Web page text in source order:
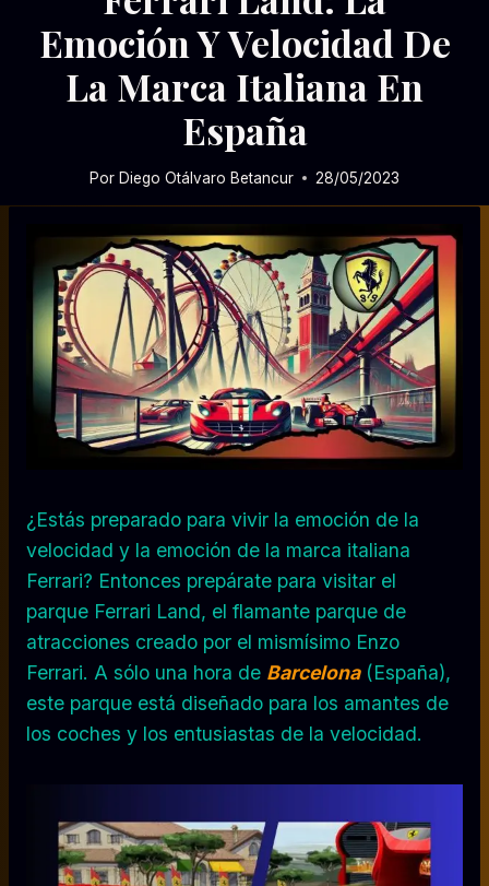
Emoción Y Velocidad De
La Marca Italiana En
España
Por Diego Otálvaro Betancur 28/05/2023
¿Estás preparado para vivir la emoción de la
velocidad y la emoción de la marca italiana
Ferrari? Entonces prepárate para visitar el
parque Ferrari Land, el flamante parque de
atracciones creado por el mismísimo Enzo
Ferrari. A sólo una hora de Barcelona(España),
este parque está diseñado para los amantes de
los coches y los entusiastas de la velocidad.